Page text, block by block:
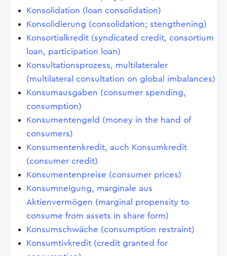
Konsolidation (loan consolidation)
Konsolidierung (consolidation; stengthening)
Konsortialkredit (syndicated credit, consortium
loan, participation loan)
Konsultationsprozess, multilateraler
(multilateral consultation on global imbalances)
Konsumausgaben (consumer spending,
consumption)
Konsumentengeld (money in the hand of
consumers)
Konsumentenkredit, auch Konsumkredit
(consumer credit)
Konsumentenpreise (consumer prices)
Konsumneigung, marginale aus
Aktienvermögen (marginal propensity to
consume from assets in share form)
Konsumschwäche (consumption restraint)
Konsumtivkredit (credit granted for